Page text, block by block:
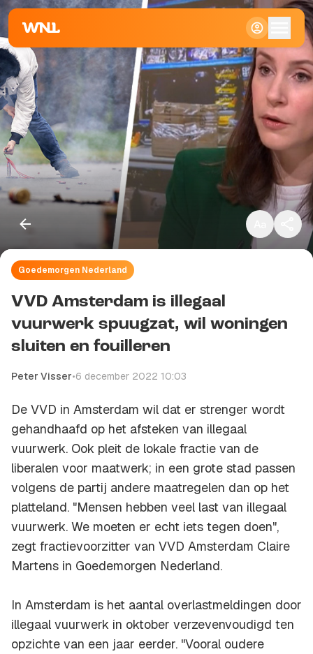
Klein
Standaard
Groot
Goedemorgen Nederland
VVD Amsterdam is illegaal
vuurwerk spuugzat, wil woningen
sluiten en fouilleren
Peter Visser•6 december 2022 10:03
De VVD in Amsterdam wil dat er strenger wordt
gehandhaafd op het afsteken van illegaal
vuurwerk. Ook pleit de lokale fractie van de
liberalen voor maatwerk; in een grote stad passen
volgens de partij andere maatregelen dan op het
platteland. "Mensen hebben veel last van illegaal
vuurwerk. We moeten er echt iets tegen doen",
zegt fractievoorzitter van VVD Amsterdam Claire
Martens in Goedemorgen Nederland.
In Amsterdam is het aantal overlastmeldingen door
illegaal vuurwerk in oktober verzevenvoudigd ten
opzichte van een jaar eerder. "Vooral oudere